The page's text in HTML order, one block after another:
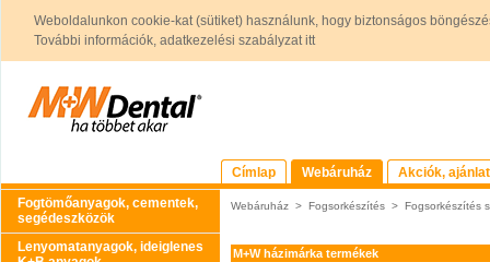
Weboldalunkon cookie-kat (sütiket) használunk, hogy biztonságos
További információk, adatkezelési szabályzat itt
Címlap Webáruház
Akciók,
Fogtömőanyagok, cementek,
segédeszközök
Lenyomatanyagok, ideiglenes
Webáruház > Fogsorkészítés > Fogsorkészítés
M+W házimárka termékek